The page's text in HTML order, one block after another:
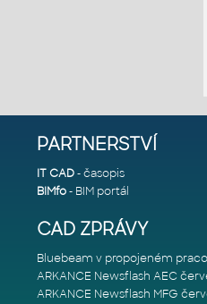
PARTNERSTVÍ
IT CAD- časopis
BIMfo- BIM portál
CAD ZPRÁVY
ARKANCE Newsflash AEC
ARKANCE Newsflash MFG